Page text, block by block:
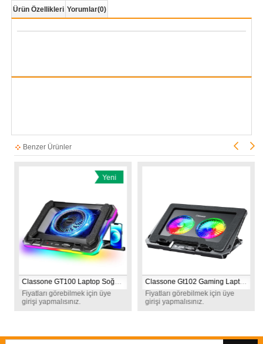
Ürün Özellikleri Yorumlar(0)
Benzer Ürünler
Classone GT100 Laptop Soğutucu
Yeni
Fiyatları görebilmek için üye
girişi yapmalısınız.
Classone Gt102 Gaming Laptop Soğutucu, 2200rpm , Rgb Işıklı , Led Display , Notebook Soğutucu Stand
Fiyatları görebilmek için üye
girişi yapmalısınız.